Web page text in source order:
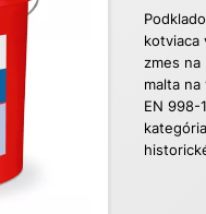
kotviaca
zmes na
malta
EN 998-